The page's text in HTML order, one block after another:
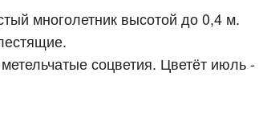
многолетник высотой до 0,4 м.
соцветия. Цветёт июль -